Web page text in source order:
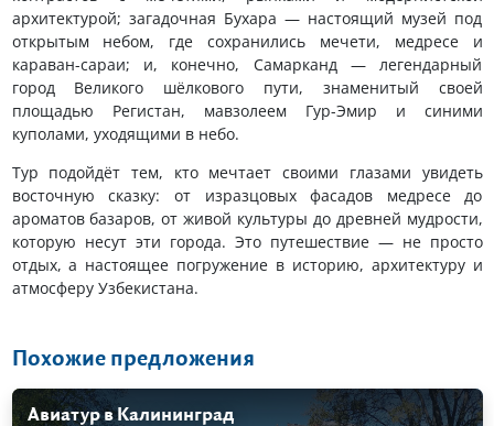
архитектурой; загадочная Бухара — настоящий музей под
открытым небом, где сохранились мечети, медресе и
караван-сараи; и, конечно, Самарканд — легендарный
город Великого шёлкового пути, знаменитый своей
площадью Регистан, мавзолеем Гур-Эмир и синими
куполами, уходящими в небо.
Тур подойдёт тем, кто мечтает своими глазами увидеть
восточную сказку: от изразцовых фасадов медресе до
ароматов базаров, от живой культуры до древней мудрости,
которую несут эти города. Это путешествие — не просто
отдых, а настоящее погружение в историю, архитектуру и
атмосферу Узбекистана.
Похожие предложения
Авиатур в Калининград